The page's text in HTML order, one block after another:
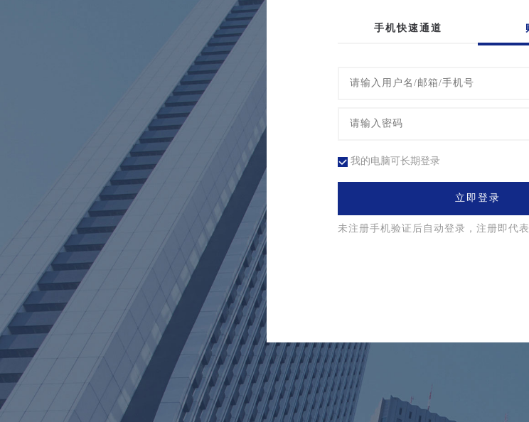
手机快速通道
我的电脑可长期登录
立即登录
未注册手机验证后自动登录，注册即代